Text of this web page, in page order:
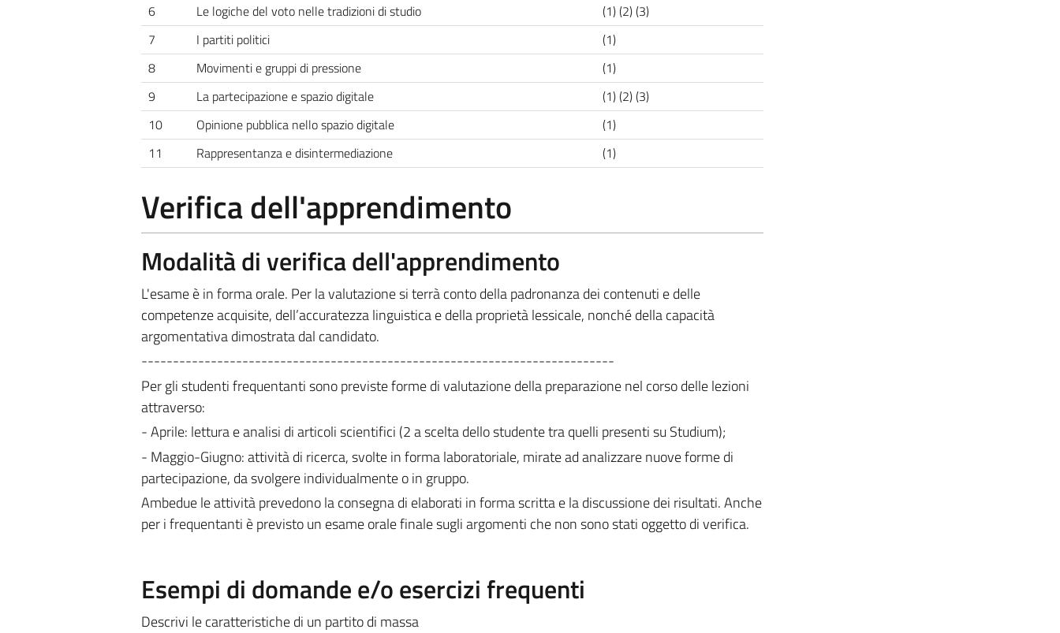
6
Le logiche del voto nelle tradizioni di studio
(1) (2) (3)
7
I partiti politici
(1)
8
Movimenti e gruppi di pressione
(1)
9
La partecipazione e spazio digitale
(1) (2) (3)
10
Opinione pubblica nello spazio digitale
(1)
11
Rappresentanza e disintermediazione (1)
Verifica dell'apprendimento
Modalità di verifica dell'apprendimento
L'esame è in forma orale. Per la valutazione si terrà conto della padronanza dei contenuti e delle
competenze acquisite, dell’accuratezza linguistica e della proprietà lessicale, nonché della capacità
argomentativa dimostrata dal candidato.
---------------------------------------------------------------------------
Per gli studenti frequentanti sono previste forme di valutazione della preparazione nel corso delle lezioni
attraverso:
- Aprile: lettura e analisi di articoli scientifici (2 a scelta dello studente tra quelli presenti su Studium);
- Maggio-Giugno: attività di ricerca, svolte in forma laboratoriale, mirate ad analizzare nuove forme di
partecipazione, da svolgere individualmente o in gruppo.
Ambedue le attività prevedono la consegna di elaborati in forma scritta e la discussione dei risultati. Anche
per i frequentanti è previsto un esame orale finale sugli argomenti che non sono stati oggetto di verifica.
Esempi di domande e/o esercizi frequenti
Descrivi le caratteristiche di un partito di massa